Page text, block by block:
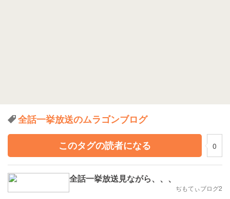
全話一挙放送のムラゴンブログ
このタグの読者になる
0
全話一挙放送見ながら、、、
ぢもてぃブログ2